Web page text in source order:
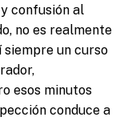
confusión al
no es realmente
un curso
esos minutos
conduce a